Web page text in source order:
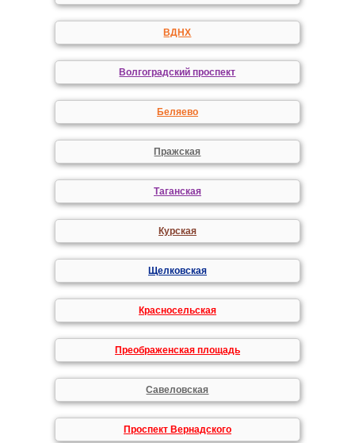
ВДНХ
Волгоградский проспект
Беляево
Пражская
Таганская
Курская
Щелковская
Красносельская
Преображенская площадь
Савеловская
Проспект Вернадского